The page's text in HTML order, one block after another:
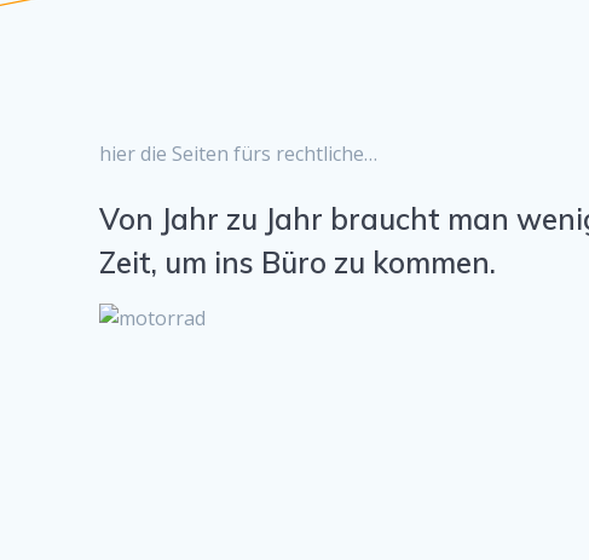
hier die Seiten fürs rechtliche…
Von Jahr zu Jahr braucht man
Zeit, um ins Büro zu kommen.